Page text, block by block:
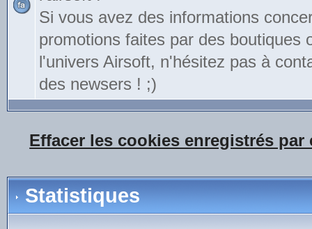
Si vous avez des informations
promotions faites par des boutiques
l'univers Airsoft, n'hésitez pas à
des newsers ! ;)
Effacer les cookies enregistrés par
Statistiques